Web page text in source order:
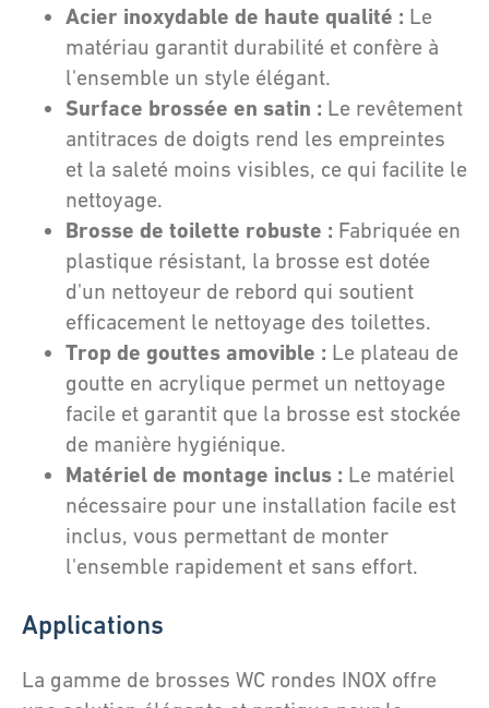
Acier inoxydable de haute qualité : Le
matériau garantit durabilité et confère à
l'ensemble un style élégant.
Surface brossée en satin : Le revêtement
antitraces de doigts rend les empreintes
et la saleté moins visibles, ce qui facilite le
nettoyage.
Brosse de toilette robuste : Fabriquée en
plastique résistant, la brosse est dotée
d'un nettoyeur de rebord qui soutient
efficacement le nettoyage des toilettes.
Trop de gouttes amovible : Le plateau de
goutte en acrylique permet un nettoyage
facile et garantit que la brosse est stockée
de manière hygiénique.
Matériel de montage inclus : Le matériel
nécessaire pour une installation facile est
inclus, vous permettant de monter
l'ensemble rapidement et sans effort.
Applications
La gamme de brosses WC rondes INOX offre